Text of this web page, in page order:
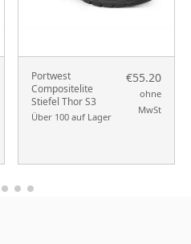
Portwest
Compositelite
Stiefel Thor S3
Über 100 auf Lager
€55.20
ohne
MwSt